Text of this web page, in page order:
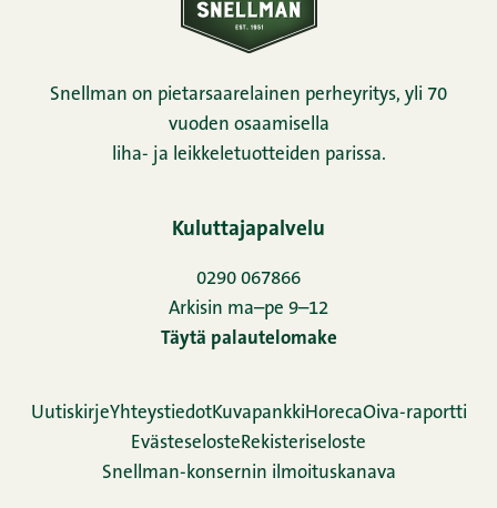
Snellman on pietarsaarelainen perheyritys, yli 70
vuoden osaamisella
liha- ja leikkeletuotteiden parissa.
Kuluttajapalvelu
0290 067866
Arkisin ma–pe 9–12
Täytä palautelomake
UutiskirjeYhteystiedotKuvapankki HorecaOiva-raportti
Evästeseloste Rekisteriseloste
Snellman-konsernin ilmoituskanava